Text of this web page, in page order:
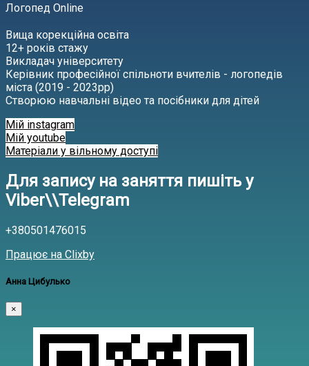
Логопед Online
Вища корекційна освіта
‌12+ років стажу
‌Викладач університету
‌Керівник професійної спільноти вчителів - логопедів
міста (2019 - 2023рр)
Створюю навчальні відео та посібники для дітей
Мій instagram
Мій youtube
Матеріали у вільному доступі
Для запису на заняття пишіть у
Viber\\Telegram
+380501476015
Працює на Clixby
Анна Цибулько
×